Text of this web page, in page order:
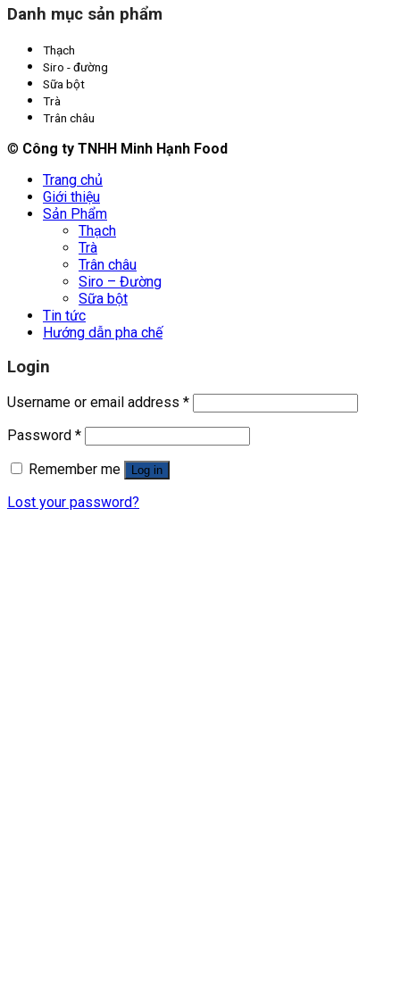
Danh mục sản phẩm
Thạch
Siro - đường
Sữa bột
Trà
Trân châu
© Công ty TNHH Minh Hạnh Food
Trang chủ
Giới thiệu
Sản Phẩm
Thạch
Trà
Trân châu
Siro – Đường
Sữa bột
Tin tức
Hướng dẫn pha chế
Login
Username or email address *
Password *
Remember me
Log in
Lost your password?